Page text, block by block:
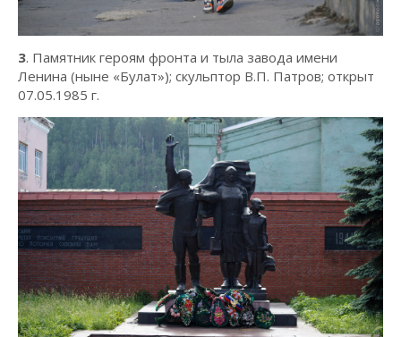
3. Памятник героям фронта и тыла завода имени
Ленина (ныне «Булат»); скульптор В.П. Патров; открыт
07.05.1985 г.